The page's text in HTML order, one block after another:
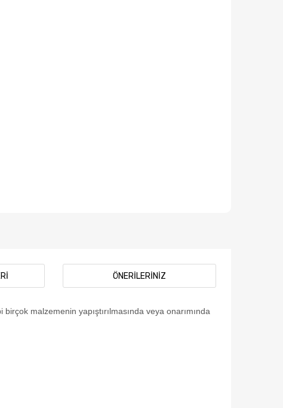
ÖNERILERINIZ
malzemenin yapıştırılmasında veya onarımında